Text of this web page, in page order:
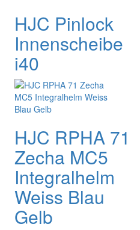
HJC Pinlock
Innenscheibe
i40
HJC RPHA 71
Zecha MC5
Integralhelm
Weiss Blau
Gelb